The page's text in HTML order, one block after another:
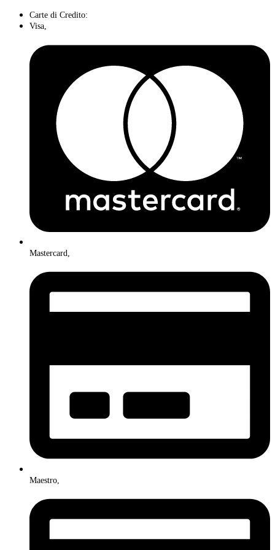
Carte di Credito:
Visa,
Mastercard,
Maestro,